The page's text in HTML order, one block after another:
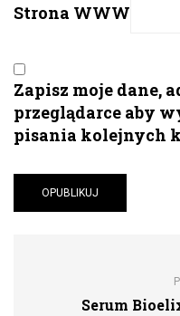
Strona WWW
Zapisz moje dane,
przeglądarce aby
pisania kolejnych
Serum